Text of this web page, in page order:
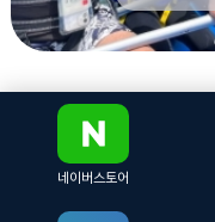
네이버스토어